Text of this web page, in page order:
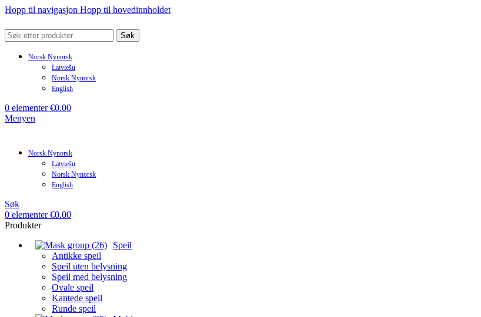
Hopp til navigasjon Hopp til hovedinnholdet
Søk
Norsk Nynorsk
Latviešu
Norsk Nynorsk
English
0 elementer €0.00
Menyen
Norsk Nynorsk
Latviešu
Norsk Nynorsk
English
Søk
0 elementer €0.00
Produkter
Speil
Antikke speil
Speil uten belysning
Speil med belysning
Ovale speil
Kantede speil
Runde speil